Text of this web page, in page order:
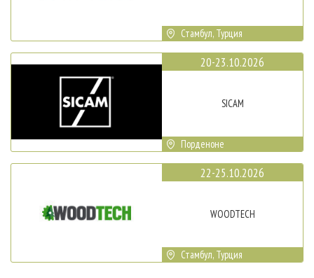
Стамбул, Турция
20-23.10.2026
SICAM
Порденоне
22-25.10.2026
WOODTECH
Стамбул, Турция